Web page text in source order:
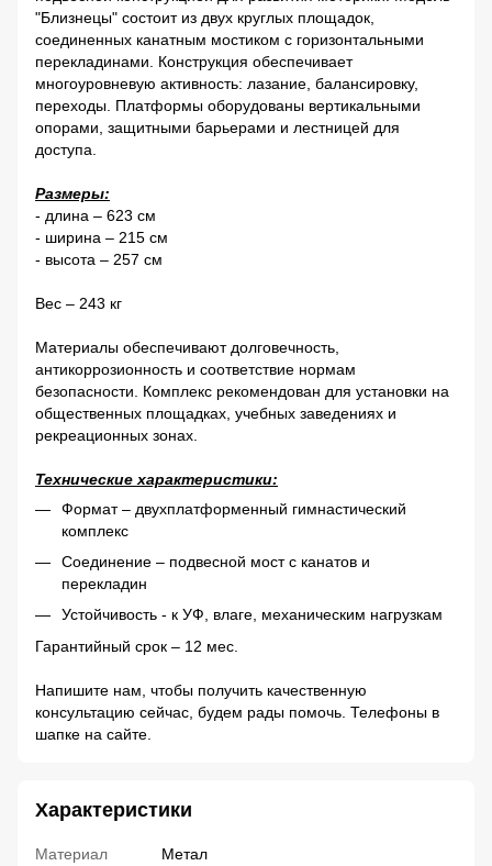
"Близнецы" состоит из двух круглых площадок,
соединенных канатным мостиком с горизонтальными
перекладинами. Конструкция обеспечивает
многоуровневую активность: лазание, балансировку,
переходы. Платформы оборудованы вертикальными
опорами, защитными барьерами и лестницей для
доступа.
Размеры:
- длина – 623 см
- ширина – 215 см
- высота – 257 см
Вес – 243 кг
Материалы обеспечивают долговечность,
антикоррозионность и соответствие нормам
безопасности. Комплекс рекомендован для установки на
общественных площадках, учебных заведениях и
рекреационных зонах.
Технические характеристики:
Формат – двухплатформенный гимнастический
комплекс
Соединение – подвесной мост с канатов и
перекладин
Устойчивость - к УФ, влаге, механическим нагрузкам
Гарантийный срок – 12 мес.
Напишите нам, чтобы получить качественную
консультацию сейчас, будем рады помочь. Телефоны в
шапке на сайте.
Характеристики
Материал
Метал